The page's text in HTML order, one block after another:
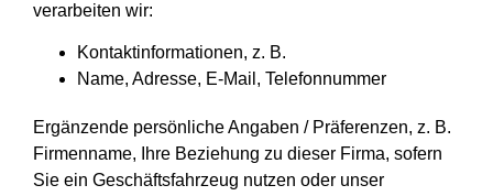
verarbeiten wir:
Kontaktinformationen, z. B.
Name, Adresse, E-Mail, Telefonnummer
Ergänzende persönliche Angaben / Präferenzen, z. B.
Firmenname, Ihre Beziehung zu dieser Firma, sofern
Sie ein Geschäftsfahrzeug nutzen oder unser